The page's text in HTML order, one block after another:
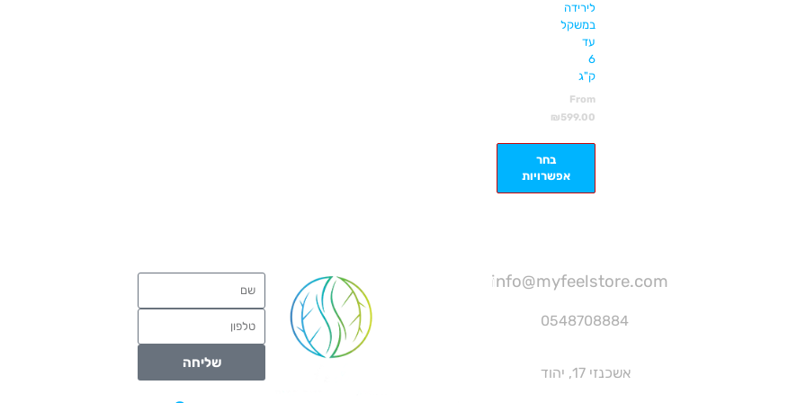
לירידה
במשקל
עד
6
ק"ג
From
₪599.00
בחר
אפשרויות
info@myfeelstore.com
0548708884
אשכנזי 17, יהוד
שליחה